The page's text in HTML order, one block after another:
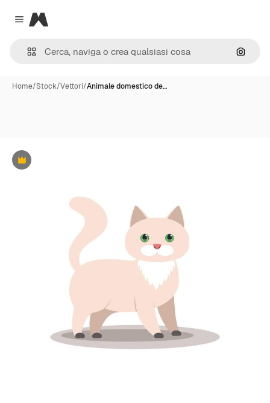
Close menu
Magnific
Cerca
Home/Stock/Vettori/Animale domestico de…
Premium